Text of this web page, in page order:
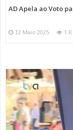
AD Apela ao Voto
12 Maio 2025 1 K